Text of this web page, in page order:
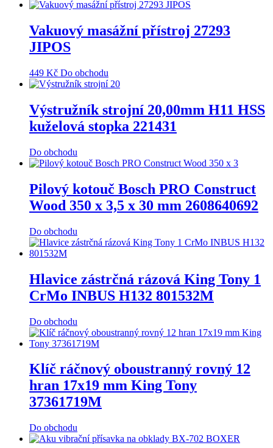
Vakuový masážní přístroj 27293
JIPOS
449 Kč Do obchodu
Výstružník strojní 20,00mm H11 HSS
kuželová stopka 221431
Do obchodu
Pilový kotouč Bosch PRO Construct
Wood 350 x 3,5 x 30 mm 2608640692
Do obchodu
Hlavice zástrčná rázová King Tony 1
CrMo INBUS H132 801532M
Do obchodu
Klíč ráčnový oboustranný rovný 12
hran 17x19 mm King Tony
37361719M
Do obchodu